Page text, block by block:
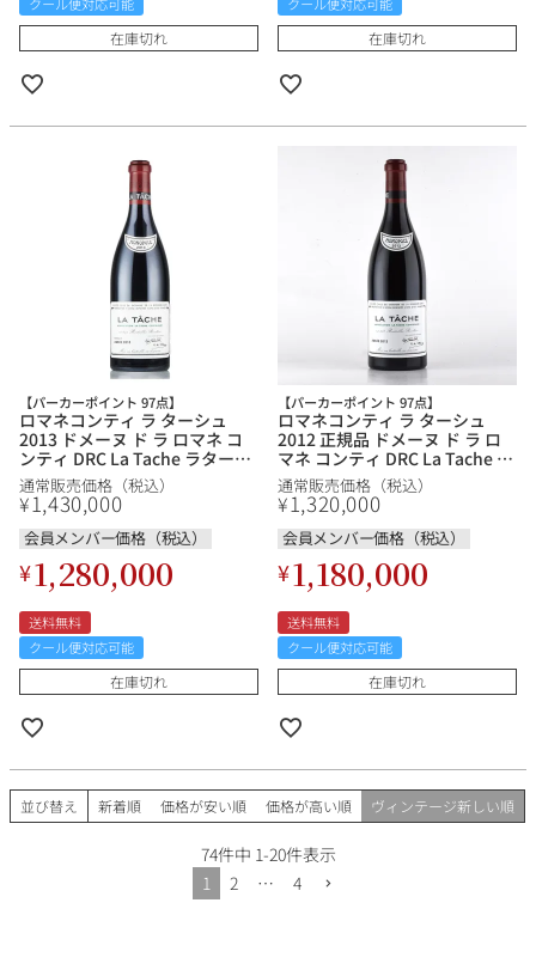
クール便対応可能
在庫切れ
クール便対応可能
在庫切れ
【パーカーポイント 97点】
ロマネコンティ ラ ターシュ
2013 ドメーヌ ド ラ ロマネ コ
ンティ DRC La Tache ラターシ
ュ フランス ブルゴーニュ 赤ワ
イン
通常販売価格（税込）
¥1,430,000
会員メンバー価格（税込）
¥1,280,000
送料無料
クール便対応可能
在庫切れ
【パーカーポイント 97点】
ロマネコンティ ラ ターシュ
2012 正規品 ドメーヌ ド ラ ロ
マネ コンティ DRC La Tache ラ
ターシュ フランス ブルゴーニ
ュ 赤ワイン
通常販売価格（税込）
¥1,320,000
会員メンバー価格（税込）
¥1,180,000
送料無料
クール便対応可能
在庫切れ
並び替え 新着順 価格が安い順 価格が高い順 ヴィンテージ新しい順
74件中 1-20件表示
1
2 … 4